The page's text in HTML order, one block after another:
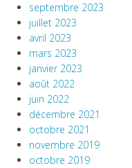
septembre 2023
juillet 2023
avril 2023
mars 2023
janvier 2023
août 2022
juin 2022
décembre 2021
octobre 2021
novembre 2019
octobre 2019